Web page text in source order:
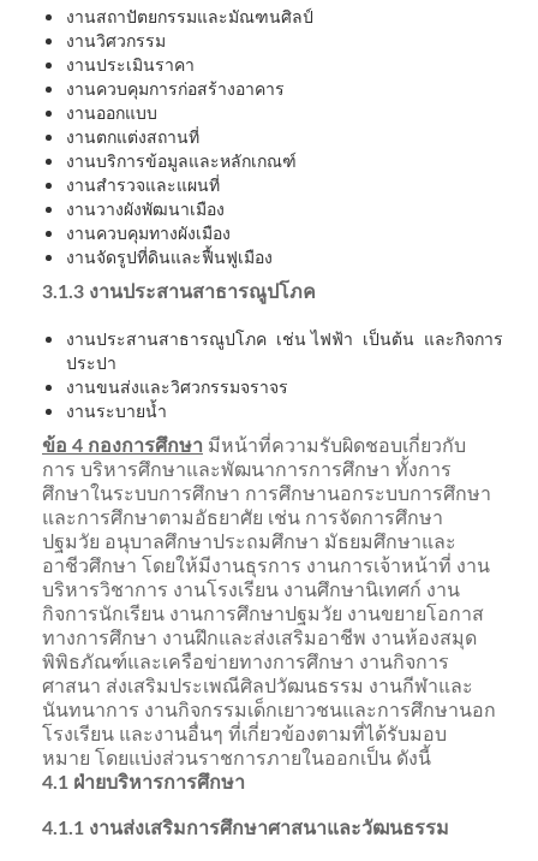
งานสถาปัตยกรรมและมัณฑนศิลป์
งานวิศวกรรม
งานประเมินราคา
งานควบคุมการก่อสร้างอาคาร
งานออกแบบ
งานตกแต่งสถานที่
งานบริการข้อมูลและหลักเกณฑ์
งานสำรวจและแผนที่
งานวางผังพัฒนาเมือง
งานควบคุมทางผังเมือง
งานจัดรูปที่ดินและฟื้นฟูเมือง
3.1.3 งานประสานสาธารณูปโภค
งานประสานสาธารณูปโภค เช่น ไฟฟ้า เป็นต้น และกิจการ
ประปา
งานขนส่งและวิศวกรรมจราจร
งานระบายน้ำ
ข้อ 4 กองการศึกษา มีหน้าที่ความรับผิดชอบเกี่ยวกับ
การ บริหารศึกษาและพัฒนาการการศึกษา ทั้งการ
ศึกษาในระบบการศึกษา การศึกษานอกระบบการศึกษา
และการศึกษาตามอัธยาศัย เช่น การจัดการศึกษา
ปฐมวัย อนุบาลศึกษาประถมศึกษา มัธยมศึกษาและ
อาชีวศึกษา โดยให้มีงานธุรการ งานการเจ้าหน้าที่ งาน
บริหารวิชาการ งานโรงเรียน งานศึกษานิเทศก์ งาน
กิจการนักเรียน งานการศึกษาปฐมวัย งานขยายโอกาส
ทางการศึกษา งานฝึกและส่งเสริมอาชีพ งานห้องสมุด
พิพิธภัณฑ์และเครือข่ายทางการศึกษา งานกิจการ
ศาสนา ส่งเสริมประเพณีศิลปวัฒนธรรม งานกีฬาและ
นันทนาการ งานกิจกรรมเด็กเยาวชนและการศึกษานอก
โรงเรียน และงานอื่นๆ ที่เกี่ยวข้องตามที่ได้รับมอบ
หมาย โดยแบ่งส่วนราชการภายในออกเป็น ดังนี้
4.1 ฝ่ายบริหารการศึกษา
4.1.1 งานส่งเสริมการศึกษาศาสนาและวัฒนธรรม